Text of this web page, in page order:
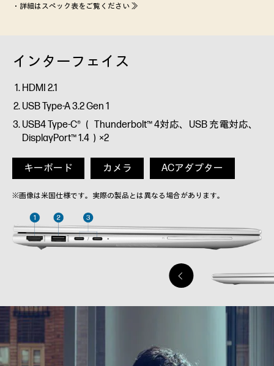
・ 詳細はスペック表をご覧ください ≫
インターフェイス
HDMI 2.1
USB Type-A 3.2 Gen 1
USB4 Type-C® （ Thunderbolt™ 4対応、USB 充電対応、
DisplayPort™ 1.4）×2
キーボード カメラ ACアダプター
※画像は米国仕様です。実際の製品とは異なる場合があります。